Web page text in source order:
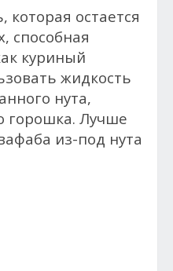
которая остается
способная
куриный
жидкость
нута,
горошка. Лучше
из-под нута